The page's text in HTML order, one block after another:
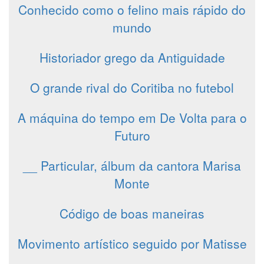
Conhecido como o felino mais rápido do
mundo
Historiador grego da Antiguidade
O grande rival do Coritiba no futebol
A máquina do tempo em De Volta para o
Futuro
__ Particular, álbum da cantora Marisa
Monte
Código de boas maneiras
Movimento artístico seguido por Matisse